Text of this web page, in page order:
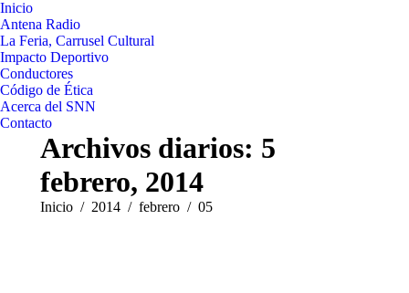
Inicio
Antena Radio
La Feria, Carrusel Cultural
Impacto Deportivo
Conductores
Código de Ética
Acerca del SNN
Contacto
Archivos diarios: 5
febrero, 2014
Estás aquí:
Inicio 2014 febrero 05